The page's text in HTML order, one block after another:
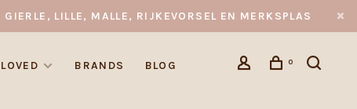
LILLE, MALLE, RIJKEVORSEL EN MERKSPLAS
BRANDS BLOG 0